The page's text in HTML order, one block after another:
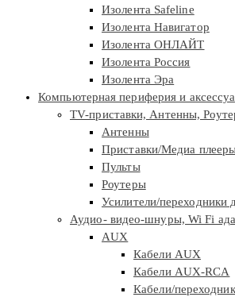
Изолента Safeline
Изолента Навигатор
Изолента ОНЛАЙТ
Изолента Россия
Изолента Эра
Компьютерная периферия и
TV-приставки, Антенны,
Антенны
Приставки/Медиа
Пульты
Роутеры
Усилители/переходники
Аудио- видео-шнуры, Wi Fi
AUX
Кабели AUX
Кабели AUX-RCA
Кабели/